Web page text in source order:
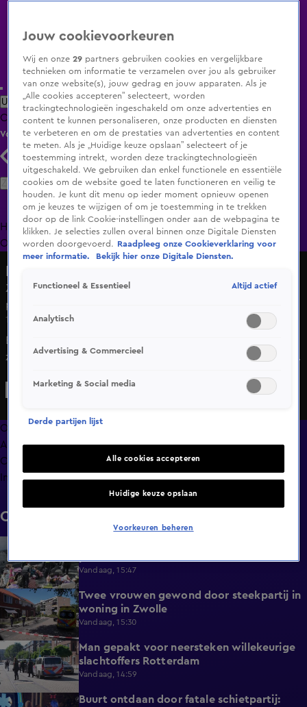
Uitzending Gemist Populaire programma's Zenders Genres
ClipsFilmsRadioSmart TV inlogShop
Volg KIJK
Zoeken
HomeUitzending Gemist Programma's De Bondgenoten
OranjezomerLivestreamsShop
Zwaargewonde bij mogelijk schietincident Coevorden,
politie doet onderzoek
19 juli 2025, 09:58
Een persoon is in de nacht van vrijdag op zaterdag
zwaargewond geraakt bij een mogelijk schietincident, aan
met spoed in actie en verleenden ter plaatse medische
Overzicht
Afleveringen
Clips
Info
Clips
Vandaag, 15:47
0:45
Twee vrouwen gewond door steekpartij in
woning in Zwolle
Vandaag, 15:30
0:27
Man gepakt voor neersteken willekeurige
slachtoffers Rotterdam
Vandaag, 14:59
0:59
Buurt ontdaan door fatale schietpartij:
Jouw cookievoorkeuren
Wij en onze29 partners gebruiken cookies en vergelijkbare
technieken om informatie te verzamelen over jou als gebruiker
van onze website(s), jouw gedrag en jouw apparaten. Als je
„Alle cookies accepteren” selecteert, worden
trackingtechnologieën ingeschakeld om onze advertenties en
content te kunnen personaliseren, onze producten en diensten
te verbeteren en om de prestaties van advertenties en content
te meten. Als je „Huidige keuze opslaan” selecteert of je
toestemming intrekt, worden deze trackingtechnologieën
uitgeschakeld. We gebruiken dan enkel functionele en essentiële
cookies om de website goed te laten functioneren en veilig te
houden. Je kunt dit menu op ieder moment opnieuw openen
om je keuzes te wijzigen of om je toestemming in te trekken
door op de link Cookie-instellingen onder aan de webpagina te
klikken. Je selecties zullen overal binnen onze Digitale Diensten
worden doorgevoerd.
Raadpleeg onze Cookieverklaring voor
meer informatie.
Bekijk hier onze Digitale Diensten.
Functioneel & Essentieel Altijd actief
Analytisch
Advertising & Commercieel
Marketing & Social media
Derde partijen lijst
Alle cookies accepteren
Huidige keuze opslaan
Voorkeuren beheren